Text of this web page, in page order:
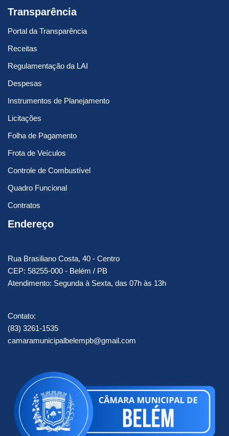
Transparência
Portal da Transparência
Receitas
Regulamentação da LAI
Despesas
Instrumentos de Planejamento
Licitações
Folha de Pagamento
Frota de Veículos
Controle de Combustível
Quadro Funcional
Contratos
Endereço
Rua Brasiliano Costa, 40 - Centro
CEP: 58255-000 - Belém / PB
Atendimento: Segunda à Sexta, das 07h às 13h
Contato:
(83) 3261-1535
camaramunicipalbelempb@gmail.com